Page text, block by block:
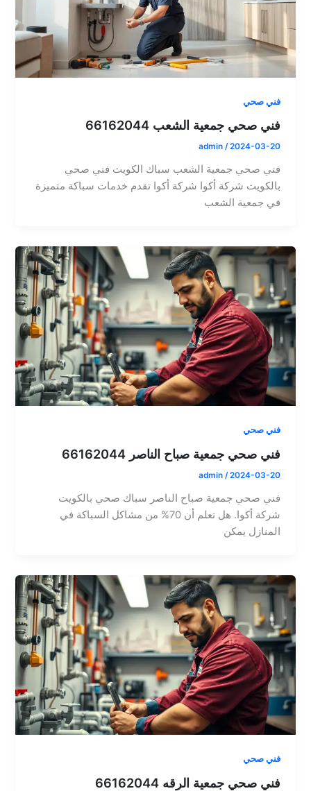
فني صحي
فني صحي جمعية الشعب 66162044
admin /2024-03-20
فني صحي جمعية الشعب سباك الكويت فني صحي
بالكويت شركة أكوا شركة أكوا تقدم خدمات سباكة متميزة
في جمعية الشعب
فني صحي
فني صحي جمعية صباح الناصر 66162044
admin /2024-03-20
فني صحي جمعية صباح الناصر سباك صحي بالكويت
شركة أكوا. هل تعلم أن 70% من مشاكل السباكة في
المنازل يمكن
فني صحي
فني صحي جمعية الرقه 66162044